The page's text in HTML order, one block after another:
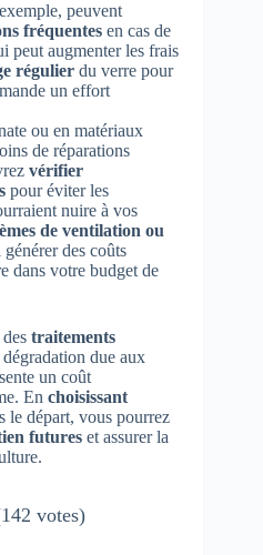
peuvent
fréquentes en cas de
peut augmenter les frais
régulier du verre pour
un effort
ou en matériaux
de réparations
vérifier
pour éviter les
nuire à vos
de ventilation ou
générer des coûts
dans votre budget de
traitements
due aux
un coût
En choisissant
le départ, vous pourrez
futures et assurer la
votes)